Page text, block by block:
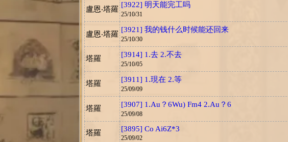
盧恩‧塔羅
[3922] 明天能完工吗
25/10/31
盧恩‧塔羅
[3921] 我的钱什么时候能还回来
25/10/30
塔羅 [3914] 1.去 2.不去
25/10/05
塔羅 [3911] 1.現在 2.等
25/09/09
塔羅 [3907] 1.Au？6Wu) Fm4 2.Au？6
25/09/08
塔羅 [3895] Co Ai6Z*3
25/09/02